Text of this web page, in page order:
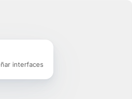
interfaces